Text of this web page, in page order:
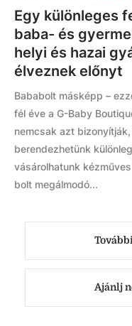
Egy különleges
baba- és
helyi és hazai
élveznek előnyt
Bababolt másképp –
fél éve a G-Baby
nemcsak azt
berendezhetünk
vásárolhatunk
bolt megálmodó...
Ajánlj